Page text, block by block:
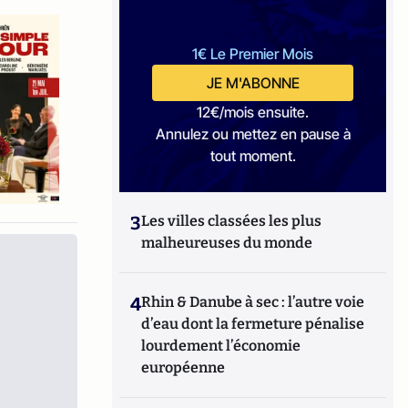
1€ Le Premier Mois
JE M'ABONNE
12€/mois ensuite.
Annulez ou mettez en pause à
tout moment.
3Les villes classées les plus
malheureuses du monde
4Rhin & Danube à sec : l’autre voie
d’eau dont la fermeture pénalise
lourdement l’économie
européenne